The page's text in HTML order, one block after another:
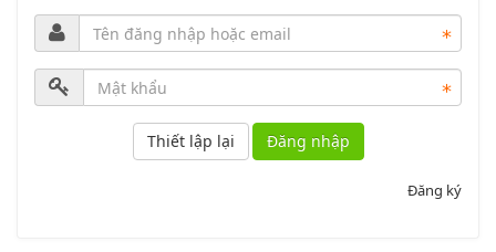
52/2019/QH14
Luật sửa đổi, bổ sung một số điều của luật cán bộ, công chức. luật
Lượt xem:1785 | lượt tải:546
Đăng nhập
Đăng ký